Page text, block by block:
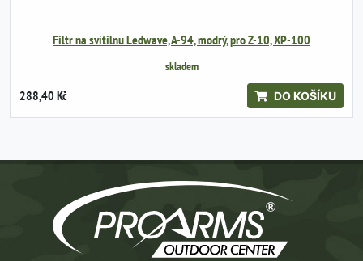
Filtr na svítilnu Ledwave, A-94, modrý, pro Z-10, XP-100
skladem
288,40 Kč DO KOŠÍKU